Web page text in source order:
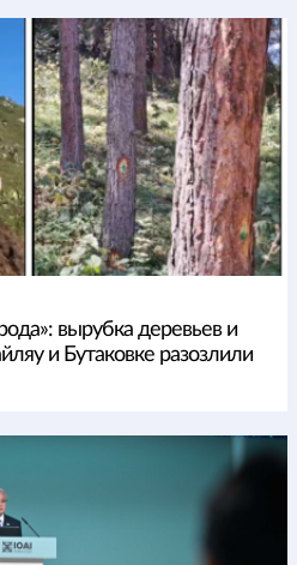
вырубка деревьев и
и Бутаковке разозлили